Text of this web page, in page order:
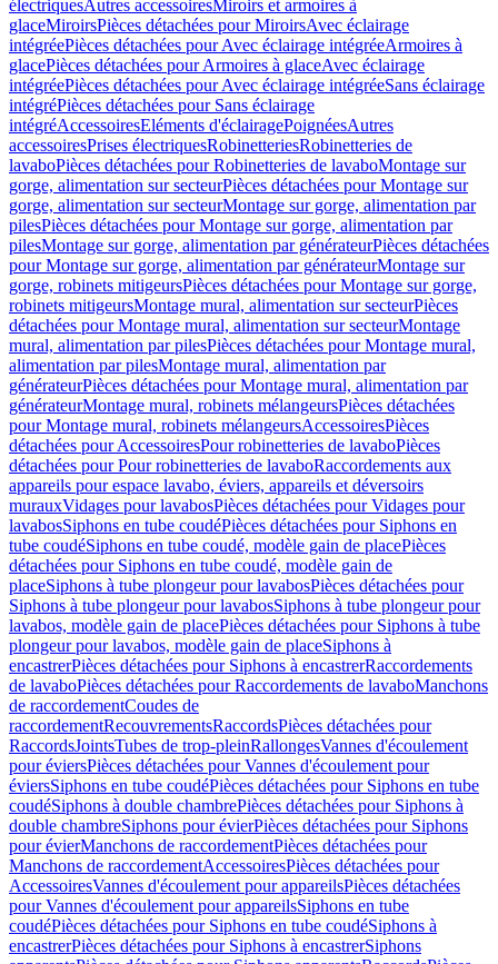
électriquesAutres accessoiresMiroirs et armoires à
glaceMiroirsPièces détachées pour MiroirsAvec éclairage
intégréePièces détachées pour Avec éclairage intégréeArmoires à
glacePièces détachées pour Armoires à glaceAvec éclairage
intégréePièces détachées pour Avec éclairage intégréeSans éclairage
intégréPièces détachées pour Sans éclairage
intégréAccessoiresEléments d'éclairagePoignéesAutres
accessoiresPrises électriquesRobinetteriesRobinetteries de
lavaboPièces détachées pour Robinetteries de lavaboMontage sur
gorge, alimentation sur secteurPièces détachées pour Montage sur
gorge, alimentation sur secteurMontage sur gorge, alimentation par
pilesPièces détachées pour Montage sur gorge, alimentation par
pilesMontage sur gorge, alimentation par générateurPièces détachées
pour Montage sur gorge, alimentation par générateurMontage sur
gorge, robinets mitigeursPièces détachées pour Montage sur gorge,
robinets mitigeursMontage mural, alimentation sur secteurPièces
détachées pour Montage mural, alimentation sur secteurMontage
mural, alimentation par pilesPièces détachées pour Montage mural,
alimentation par pilesMontage mural, alimentation par
générateurPièces détachées pour Montage mural, alimentation par
générateurMontage mural, robinets mélangeursPièces détachées
pour Montage mural, robinets mélangeursAccessoiresPièces
détachées pour AccessoiresPour robinetteries de lavaboPièces
détachées pour Pour robinetteries de lavaboRaccordements aux
appareils pour espace lavabo, éviers, appareils et déversoirs
murauxVidages pour lavabosPièces détachées pour Vidages pour
lavabosSiphons en tube coudéPièces détachées pour Siphons en
tube coudéSiphons en tube coudé, modèle gain de placePièces
détachées pour Siphons en tube coudé, modèle gain de
placeSiphons à tube plongeur pour lavabosPièces détachées pour
Siphons à tube plongeur pour lavabosSiphons à tube plongeur pour
lavabos, modèle gain de placePièces détachées pour Siphons à tube
plongeur pour lavabos, modèle gain de placeSiphons à
encastrerPièces détachées pour Siphons à encastrerRaccordements
de lavaboPièces détachées pour Raccordements de lavaboManchons
de raccordementCoudes de
raccordementRecouvrementsRaccordsPièces détachées pour
RaccordsJointsTubes de trop-pleinRallongesVannes d'écoulement
pour éviersPièces détachées pour Vannes d'écoulement pour
éviersSiphons en tube coudéPièces détachées pour Siphons en tube
coudéSiphons à double chambrePièces détachées pour Siphons à
double chambreSiphons pour évierPièces détachées pour Siphons
pour évierManchons de raccordementPièces détachées pour
Manchons de raccordementAccessoiresPièces détachées pour
AccessoiresVannes d'écoulement pour appareilsPièces détachées
pour Vannes d'écoulement pour appareilsSiphons en tube
coudéPièces détachées pour Siphons en tube coudéSiphons à
encastrerPièces détachées pour Siphons à encastrerSiphons